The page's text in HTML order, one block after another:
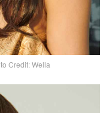
Credit: Wella